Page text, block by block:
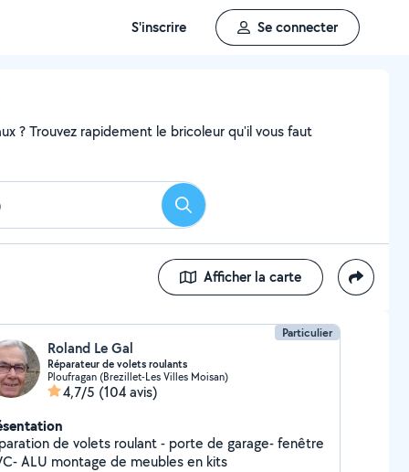
S'inscrire Se connecter
? Trouvez rapidement le bricoleur qu'il vous faut
Rechercher
Afficher la carte
Particulier
Roland Le Gal
Réparateur de volets roulants
Ploufragan (Brezillet-Les Villes Moisan)
4,7/5 (104 avis)
de volets roulant - porte de garage- fenêtre
-PVC- ALU montage de meubles en kits